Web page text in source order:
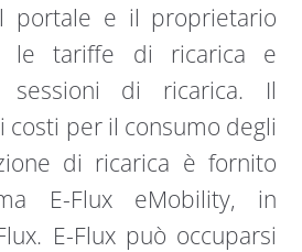
portale e il proprietario
le tariffe di ricarica e
sessioni di ricarica. Il
costi per il consumo degli
di ricarica è fornito
E-Flux eMobility, in
E-Flux può occuparsi